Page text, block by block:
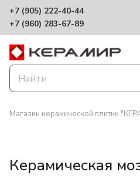
+7 (905) 222-40-44
+7 (960) 283-67-89
Магазин керамической плитки
Керамическая